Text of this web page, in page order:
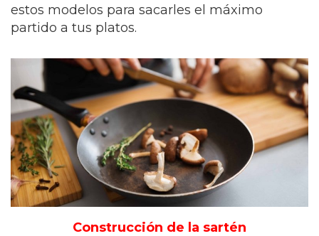
estos modelos para sacarles el máximo
partido a tus platos.
Construcción de la sartén